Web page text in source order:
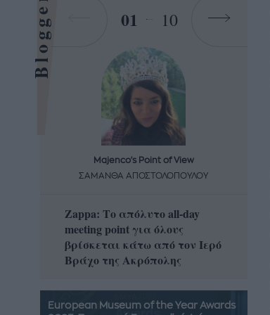
Bloggers 01 10
Majenco's Point of View
ΣΑΜΑΝΘΑ ΑΠΟΣΤΟΛΟΠΟΥΛΟΥ
Zappa: Το απόλυτο all-day
meeting point για όλους
βρίσκεται κάτω από τον Ιερό
Βράχο της Ακρόπολης
European Museum of the Year Awards